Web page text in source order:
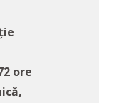
ore